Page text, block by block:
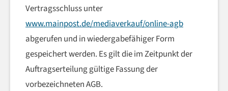
Vertragsschluss unter
www.mainpost.de/mediaverkauf/online-agb
abgerufen und in wiedergabefähiger Form
gespeichert werden. Es gilt die im Zeitpunkt der
Auftragserteilung gültige Fassung der
vorbezeichneten AGB.